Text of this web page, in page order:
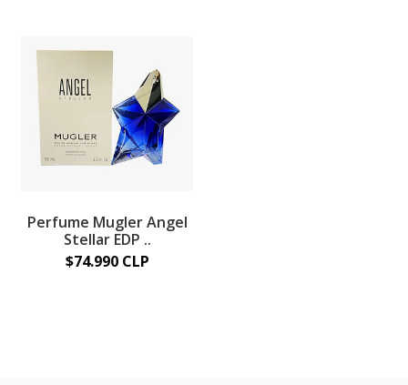
Perfume Mugler Angel
Stellar EDP ..
$74.990 CLP